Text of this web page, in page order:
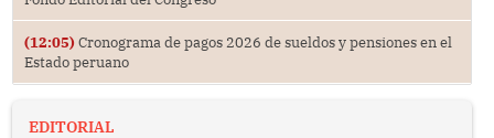
(12:05) Cronograma de pagos 2026 de sueldos y pensiones en el
Estado peruano
EDITORIAL